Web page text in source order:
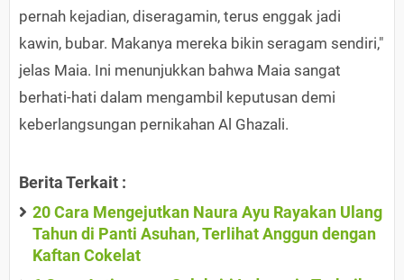
pernah kejadian, diseragamin, terus enggak jadi
kawin, bubar. Makanya mereka bikin seragam sendiri,"
jelas Maia. Ini menunjukkan bahwa Maia sangat
berhati-hati dalam mengambil keputusan demi
keberlangsungan pernikahan Al Ghazali.
Berita Terkait :
20 Cara Mengejutkan Naura Ayu Rayakan Ulang
Tahun di Panti Asuhan, Terlihat Anggun dengan
Kaftan Cokelat